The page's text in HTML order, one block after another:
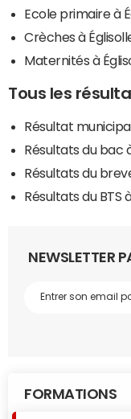
Ecole primaire à
Crèches à
Maternités à
Tous les
Résultat
Résultats du bac
Résultats du
Résultats du BTS
NEWSLETTER
FORMATIONS